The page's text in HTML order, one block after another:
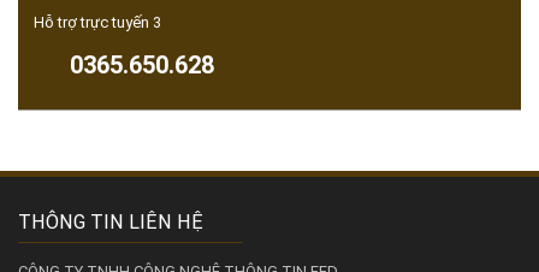
Hỗ trợ trực tuyến 3
0365.650.628
THÔNG TIN LIÊN HỆ